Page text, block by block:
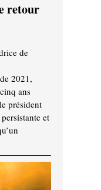
retour
de
2021,
ans
président
et